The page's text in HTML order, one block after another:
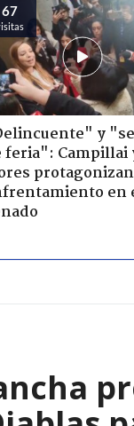
67
y
feria": Campillai
en